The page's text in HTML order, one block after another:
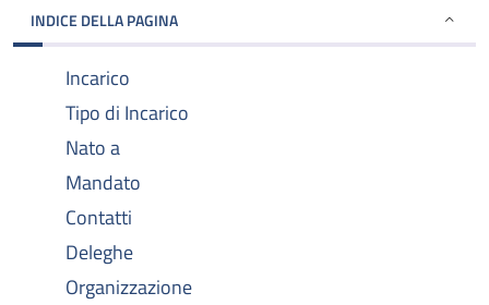
INDICE DELLA PAGINA
Incarico
Tipo di Incarico
Nato a
Mandato
Contatti
Deleghe
Organizzazione